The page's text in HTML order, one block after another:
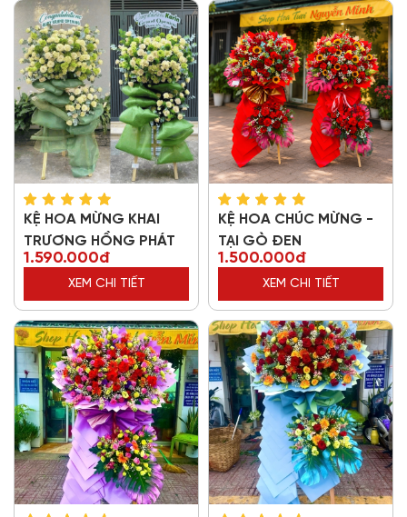
KỆ HOA MỪNG KHAI
TRƯƠNG HỒNG PHÁT
1.590.000đ
XEM CHI TIẾT
KỆ HOA CHÚC MỪNG -
TẠI GÒ ĐEN
1.500.000đ
XEM CHI TIẾT